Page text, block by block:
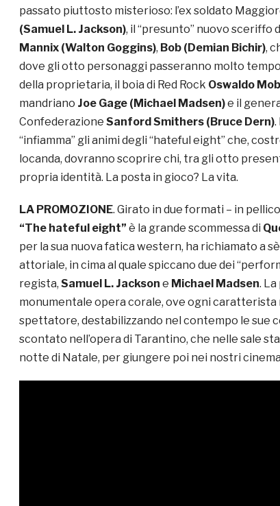
passato piuttosto misterioso: l’ex soldato
(Samuel L. Jackson), il “presunto” nuovo sceriffo
Mannix (Walton Goggins), Bob (Demian Bichir),
dove gli otto personaggi passeranno molto
della proprietaria, il boia di Red Rock Oswaldo
mandriano Joe Gage (Michael Madsen)e il
Confederazione Sanford Smithers (Bruce Dern).
“infiamma” gli animi degli “hateful eight” che,
locanda, dovranno scoprire chi, tra gli otto
propria identità. La posta in gioco? La vita.
LA PROMOZIONE. Girato in due formati – in
“The hateful eight” è la grande scommessa di
per la sua nuova fatica western, ha richiamato a
attoriale, in cima al quale spiccano due dei
regista, Samuel L. Jackson e Michael Madsen.
monumentale opera corale, ove ogni caratterista
spettatore, destabilizzando nel contempo le sue
scontato nell’opera di Tarantino, che nelle sale
notte di Natale, per giungere poi nei nostri